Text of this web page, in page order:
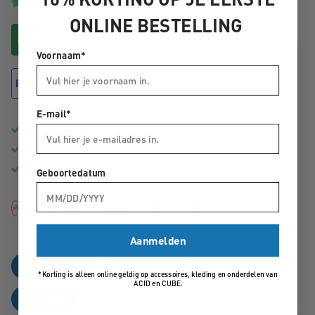
Bekijk winkelvoorraad
Advies van echte
ONLINE BESTELLING
Voornaam*
E-mail*
Geboortedatum
Aanmelden
*Korting is alleen online geldig op accessoires, kleding en onderdelen van
ACID en CUBE.